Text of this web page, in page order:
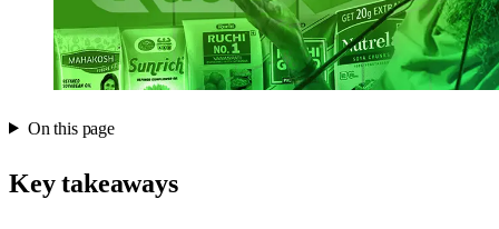
On this page
Key takeaways